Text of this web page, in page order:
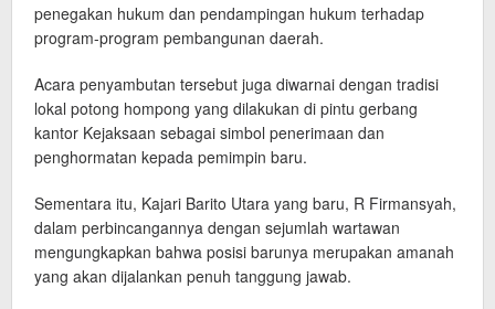
penegakan hukum dan pendampingan hukum terhadap
program-program pembangunan daerah.
Acara penyambutan tersebut juga diwarnai dengan tradisi
lokal potong hompong yang dilakukan di pintu gerbang
kantor Kejaksaan sebagai simbol penerimaan dan
penghormatan kepada pemimpin baru.
Sementara itu, Kajari Barito Utara yang baru, R Firmansyah,
dalam perbincangannya dengan sejumlah wartawan
mengungkapkan bahwa posisi barunya merupakan amanah
yang akan dijalankan penuh tanggung jawab.